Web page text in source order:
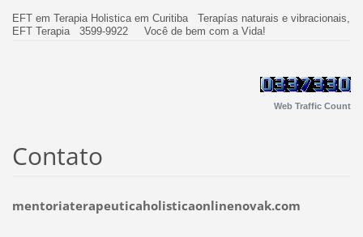
EFT em Terapia Holistica em Curitiba Terapías naturais e vibracionais,
EFT Terapia 3599-9922 Você de bem com a Vida!
Web Traffic Count
Contato
mentoriaterapeuticaholisticaonlinenovak.com